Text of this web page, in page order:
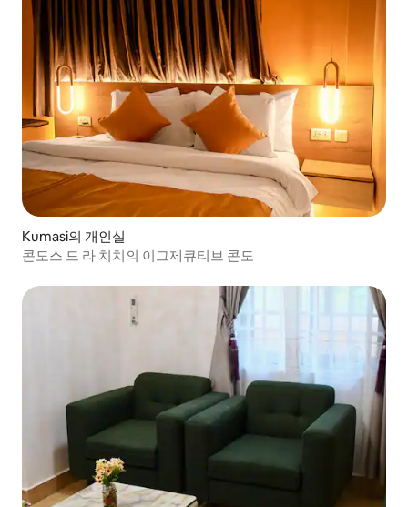
Kumasi의 개인실
콘도스 드 라 치치의 이그제큐티브 콘도